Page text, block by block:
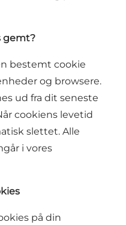
gemt?
bestemt cookie
og browsere.
ud fra dit seneste
cookiens levetid
slettet. Alle
i vores
på din